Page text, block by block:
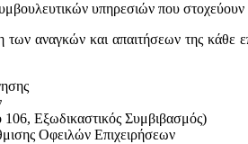
υπηρεσιών που
των αναγκών και απαιτήσεων της
Εξωδικαστικός Συμβιβασμός)
Οφειλών Επιχειρήσεων